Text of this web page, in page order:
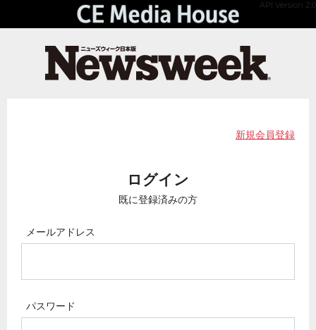
API Version 2.0
新規会員登録
ログイン
既に登録済みの方
メールアドレス
パスワード